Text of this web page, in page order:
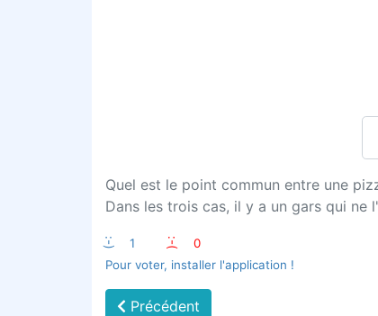
Quel est le point commun entre une
Dans les trois cas, il y a un gars qui ne
:-) 1 :-(
0
Pour voter, installer l'application !
Précédent